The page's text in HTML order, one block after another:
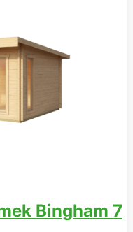
Bingham 7